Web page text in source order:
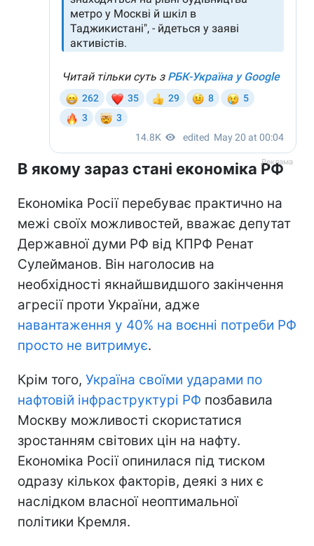
В якому зараз стані економіка РФ
Економіка Росії перебуває практично на
межі своїх можливостей, вважає депутат
Державної думи РФ від КПРФ Ренат
Сулейманов. Він наголосив на
необхідності якнайшвидшого закінчення
агресії проти України, адже
навантаження у 40% на воєнні потреби РФ
просто не витримує.
Крім того, Україна своїми ударами по
нафтовій інфраструктурі РФ позбавила
Москву можливості скористатися
зростанням світових цін на нафту.
Економіка Росії опинилася під тиском
одразу кількох факторів, деякі з них є
наслідком власної неоптимальної
політики Кремля.